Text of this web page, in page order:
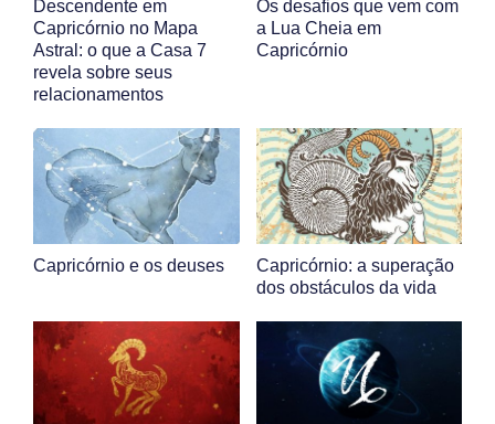
Descendente em
Capricórnio no Mapa
Astral: o que a Casa 7
revela sobre seus
relacionamentos
Os desafios que vem com
a Lua Cheia em
Capricórnio
Capricórnio e os deuses
Capricórnio: a superação
dos obstáculos da vida